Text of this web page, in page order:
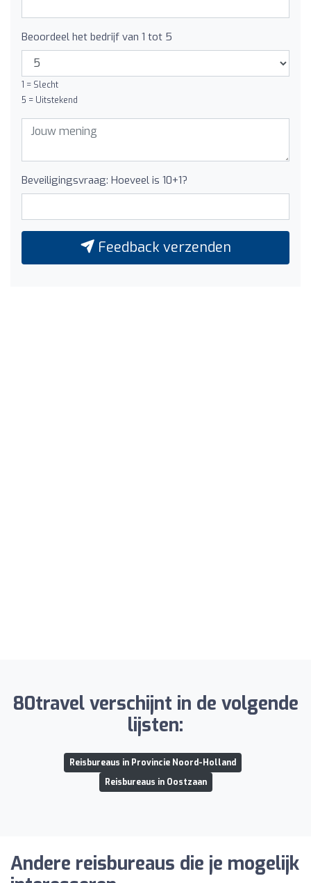
Beoordeel het bedrijf van 1 tot 5
1 = Slecht
5 = Uitstekend
Beveiligingsvraag: Hoeveel is 10+1?
Feedback verzenden
80travel verschijnt in de volgende
lijsten:
Reisbureaus in Provincie Noord-Holland
Reisbureaus in Oostzaan
Andere reisbureaus die je mogelijk